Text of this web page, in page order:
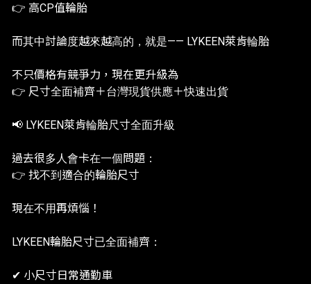
👉 高CP值輪胎
而其中討論度越來越高的，就是—— LYKEEN萊肯輪胎
不只價格有競爭力，現在更升級為
👉 尺寸全面補齊＋台灣現貨供應＋快速出貨
📢 LYKEEN萊肯輪胎尺寸全面升級
過去很多人會卡在一個問題：
👉 找不到適合的輪胎尺寸
現在不用再煩惱！
LYKEEN輪胎尺寸已全面補齊：
✔ 小尺寸日常通勤車